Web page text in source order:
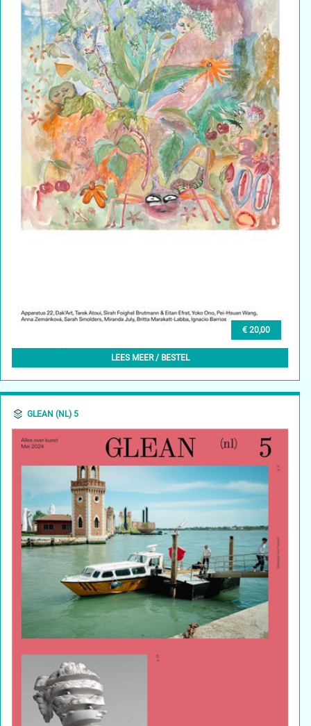
€ 20,00
GLEAN (EN) 4, SUMMER 2024
LEES MEER / BESTEL
GLEAN (NL) 5